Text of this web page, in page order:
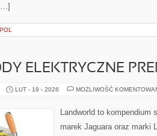
ELEKTRYCZNE
LUT - 19 - 2026 MOŻLIWOŚĆ
Landworld to kompendium
marek Jaguara oraz marki